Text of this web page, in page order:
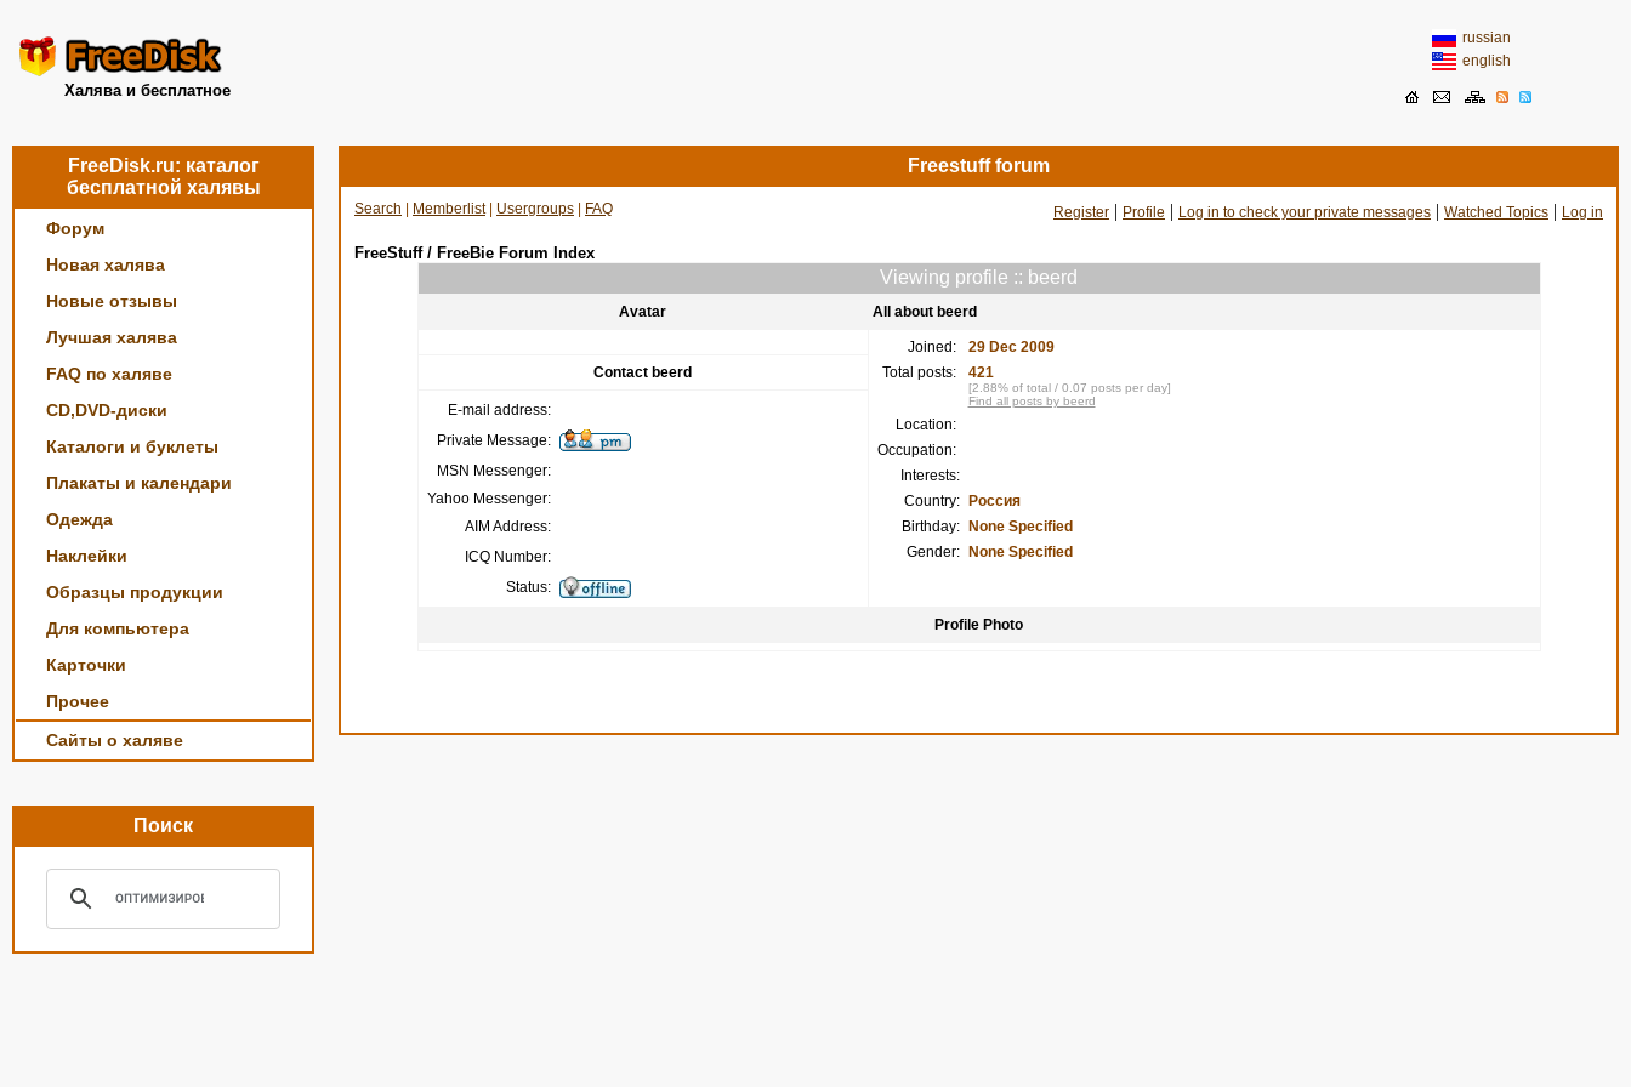
Халява и бесплатное
russian
english
FreeDisk.ru: каталог
бесплатной халявы
Форум
Новая халява
Новые отзывы
Лучшая халява
FAQ по халяве
CD,DVD-диски
Каталоги и буклеты
Плакаты и календари
Одежда
Наклейки
Образцы продукции
Для компьютера
Карточки
Прочее
Сайты о халяве
Поиск
Freestuff forum
Search Memberlist| Usergroups FAQ Register | Profile | Log in to check your private messages | Watched Topics | Log in
FreeStuff / FreeBie Forum Index
Viewing profile :: beerd
Avatar All about beerd
Joined:
29 Dec 2009
Total posts:
421
[2.88% of total / 0.07 posts per day]
Find all posts by beerd
Location:
Occupation:
Interests:
Country:
Россия
Birthday:
None Specified
Gender:
None Specified
Contact beerd
E-mail address:
Private Message:
MSN Messenger:
Yahoo Messenger:
AIM Address:
ICQ Number:
Status:
Profile Photo